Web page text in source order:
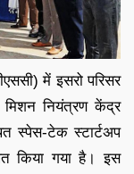
में इसरो परिसर
नियंत्रण केंद्र
स्पेस-टेक स्टार्टअप
किया गया है। इस